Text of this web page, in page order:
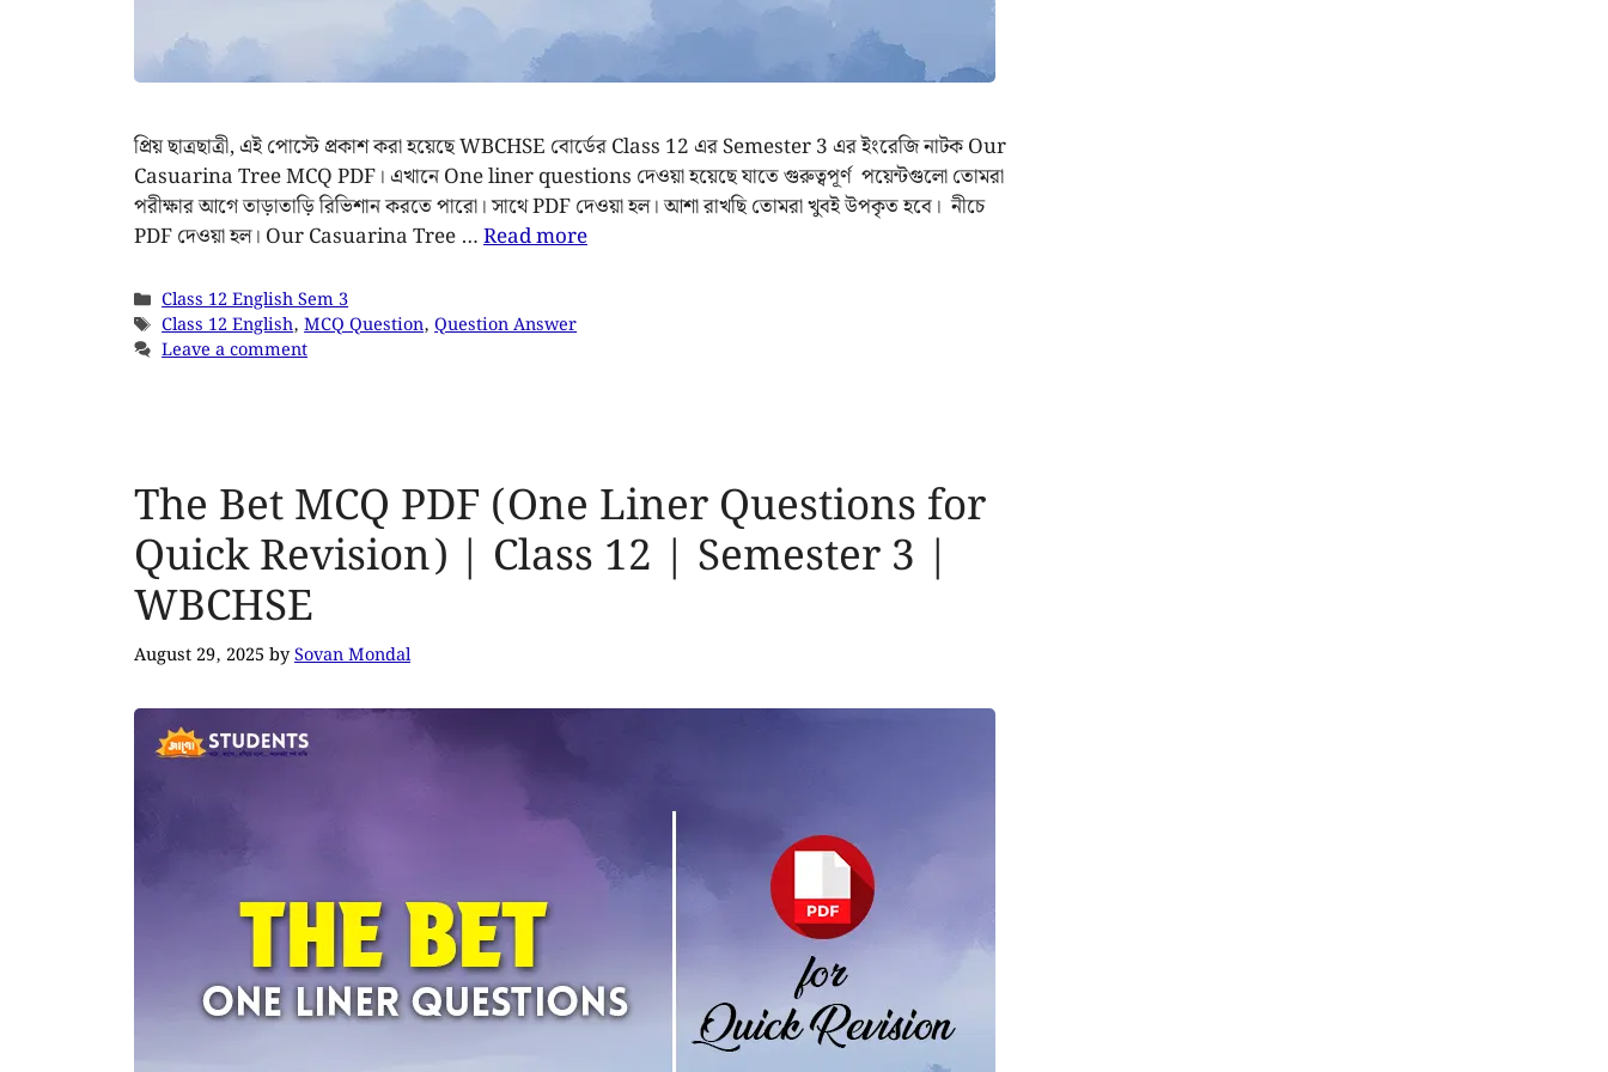
প্রিয় ছাত্রছাত্রী, এই পোস্টে প্রকাশ করা হয়েছে WBCHSE বোর্ডের Class 12 এর Semester 3 এর ইংরেজি নাটক Our
Casuarina Tree MCQ PDF। এখানে One liner questions দেওয়া হয়েছে যাতে গুরুত্বপূর্ণ পয়েন্টগুলো তোমরা
পরীক্ষার আগে তাড়াতাড়ি রিভিশান করতে পারো। সাথে PDF দেওয়া হল। আশা রাখছি তোমরা খুবই উপকৃত হবে। নীচে
PDF দেওয়া হল। Our Casuarina Tree …Read more
Class 12 English Sem 3
Class 12 English,MCQ Question,Question Answer
Leave a comment
The Bet MCQ PDF (One Liner Questions for
Quick Revision) | Class 12 | Semester 3 |
WBCHSE
August 29, 2025 bySovan Mondal